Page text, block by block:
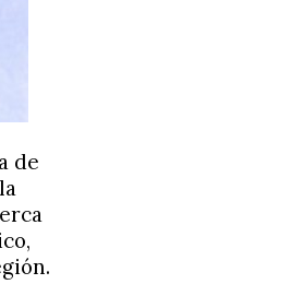
de